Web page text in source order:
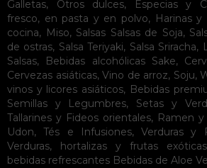
Galletas, Otros dulces, Especias y
fresco, en pasta y en polvo, Harinas y
cocina, Miso, Salsas Salsas de Soja,
de ostras, Salsa Teriyaki, Salsa Sriracha,
Salsas, Bebidas alcohólicas Sake,
Cervezas asiáticas, Vino de arroz, Soju,
vinos y licores asiáticos, Bebidas
Semillas y Legumbres, Setas y
Tallarines y Fideos orientales, Ramen
Udon,Tés e Infusiones, Verduras y
Verduras, hortalizas y frutas
bebidas refrescantes Bebidas de Aloe